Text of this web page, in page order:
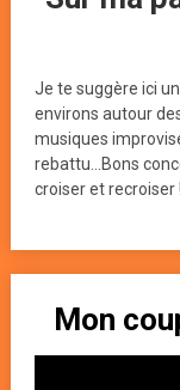
Je te suggère ici
environs autour
musiques
rebattu...Bons
croiser et recroiser
Mon